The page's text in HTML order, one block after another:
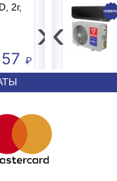
2г,
без
›
INVERTER
590
‹